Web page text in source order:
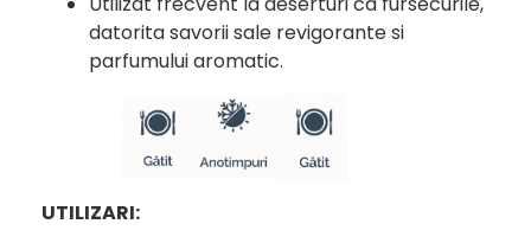
datorita savorii sale revigorante si
parfumului aromatic.
UTILIZARI: